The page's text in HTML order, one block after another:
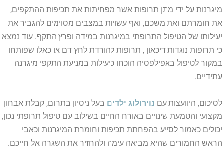
מיגרנות על ידי מתן תרופות אשר מפחיתות את תכיפות ההתקפים,
את חומרתם ואת משכם, ואף עשויות במצבים מסוימים להגביר את
יעילותו של הטיפול התרופתי במיגרנות במידה ופרץ התקף. עוד נמצא
כי תרופות נוגדות דיכאון , תרופות להורדת לחץ דם או כאלו שפותחו
במקור לטיפול באפילפסיה הוכחו כיעילות במניעת התקפי מיגרנה
עתידיים.
לסיכום, היוועצות עם נוירולוג ילדים בעל ניסיון בתחום, קבלת אבחון
מקצועי והטמעת שינויים באורח החיים בשילוב עם טיפול תרופתי נכון,
יכולים כאמור לסייע בהפחתת תכיפות וחומרת המיגרנות וכאבי
הראש החמורים שהיא מביאה עימה ולהחזיר את השגרה אל חייכם.